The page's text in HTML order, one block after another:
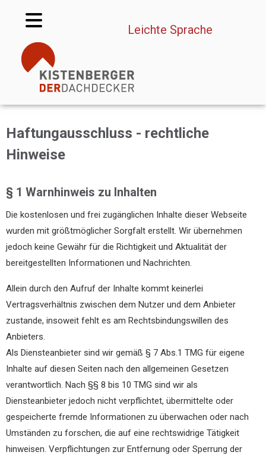
Leichte Sprache
Haftungausschluss - rechtliche
Hinweise
§ 1 Warnhinweis zu Inhalten
Die kostenlosen und frei zugänglichen Inhalte dieser Webseite
wurden mit größtmöglicher Sorgfalt erstellt. Wir übernehmen
jedoch keine Gewähr für die Richtigkeit und Aktualität der
bereitgestellten Informationen und Nachrichten.
Allein durch den Aufruf der Inhalte kommt keinerlei
Vertragsverhältnis zwischen dem Nutzer und dem Anbieter
zustande, insoweit fehlt es am Rechtsbindungswillen des
Anbieters.
Als Diensteanbieter sind wir gemäß § 7 Abs.1 TMG für eigene
Inhalte auf diesen Seiten nach den allgemeinen Gesetzen
verantwortlich. Nach §§ 8 bis 10 TMG sind wir als
Diensteanbieter jedoch nicht verpflichtet, übermittelte oder
gespeicherte fremde Informationen zu überwachen oder nach
Umständen zu forschen, die auf eine rechtswidrige Tätigkeit
hinweisen. Verpflichtungen zur Entfernung oder Sperrung der